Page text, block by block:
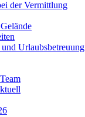
der Vermittlung
Urlaubsbetreuung